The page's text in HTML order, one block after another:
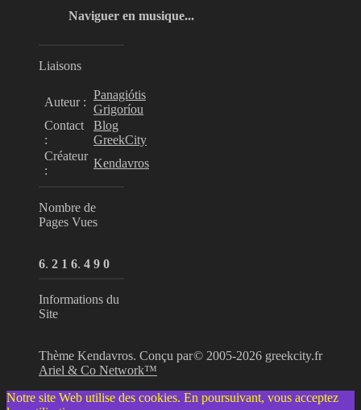
Naviguer en musique...
Liaisons
Auteur :
Panagiótis
Grigoríou
Contact
:
Blog
GreekCity
Créateur
:
Kendavros
Nombre de
Pages Vues
6. 2 1 6. 4 9 0
Informations du
Site
© 2005-2026 greekcity.fr
Thème Kendavros. Conçu par
Ariel & Co Network™
Notre site Web utilise des cookies. En poursuivant, vous acceptez